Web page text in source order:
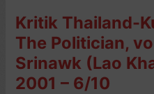
Kritik Thailand-
The Politician,
Srinawk (Lao
2001 – 6/10